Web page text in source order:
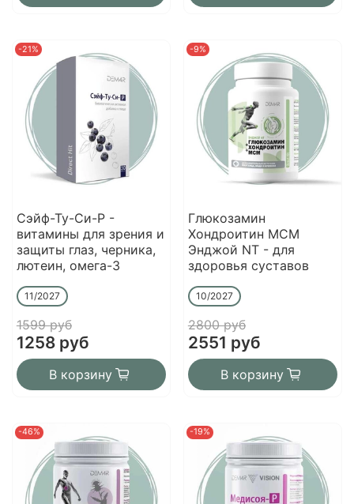
-21%
Сэйф-Ту-Си-Р -
витамины для зрения и
защиты глаз, черника,
лютеин, омега-3
11/2027
1599 руб
1258 руб
В корзину
-9%
Глюкозамин
Хондроитин МСМ
Энджой NT - для
здоровья суставов
10/2027
2800 руб
2551 руб
В корзину
-46% -19%